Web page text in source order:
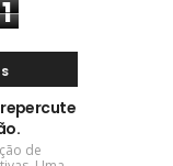
1
de